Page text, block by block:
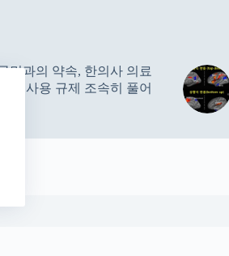
민과의 약속, 한의사 의료
기기 사용 규제 조속히 풀어
라